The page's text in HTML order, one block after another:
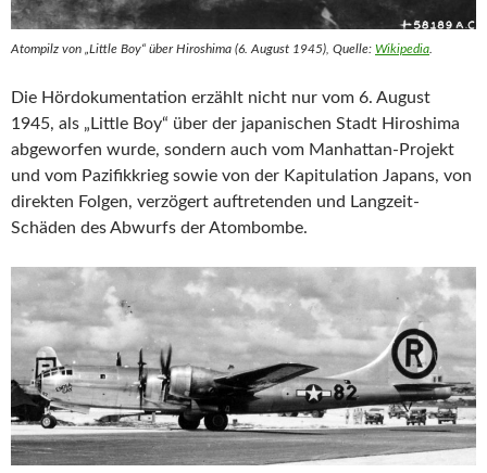
Atompilz von „Little Boy“ über Hiroshima (6. August 1945), Quelle: Wikipedia
Die Hördokumentation erzählt nicht nur vom 6. August
1945, als „Little Boy“ über der japanischen Stadt Hiroshima
abgeworfen wurde, sondern auch vom Manhattan-Projekt
und vom Pazifikkrieg sowie von der Kapitulation Japans, von
direkten Folgen, verzögert auftretenden und Langzeit-
Schäden des Abwurfs der Atombombe.